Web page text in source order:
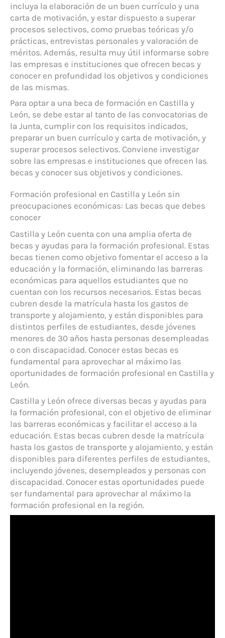
incluya la elaboración de un buen currículo y una
carta de motivación, y estar dispuesto a superar
procesos selectivos, como pruebas teóricas y/o
prácticas, entrevistas personales y valoración de
méritos. Además, resulta muy útil informarse sobre
las empresas e instituciones que ofrecen becas y
conocer en profundidad los objetivos y condiciones
de las mismas.
Para optar a una beca de formación en Castilla y
León, se debe estar al tanto de las convocatorias de
la Junta, cumplir con los requisitos indicados,
preparar un buen currículo y carta de motivación, y
superar procesos selectivos. Conviene investigar
sobre las empresas e instituciones que ofrecen las
becas y conocer sus objetivos y condiciones.
Formación profesional en Castilla y León sin
preocupaciones económicas: Las becas que debes
conocer
Castilla y León cuenta con una amplia oferta de
becas y ayudas para la formación profesional. Estas
becas tienen como objetivo fomentar el acceso a la
educación y la formación, eliminando las barreras
económicas para aquellos estudiantes que no
cuentan con los recursos necesarios. Estas becas
cubren desde la matrícula hasta los gastos de
transporte y alojamiento, y están disponibles para
distintos perfiles de estudiantes, desde jóvenes
menores de 30 años hasta personas desempleadas
o con discapacidad. Conocer estas becas es
fundamental para aprovechar al máximo las
oportunidades de formación profesional en Castilla y
León.
Castilla y León ofrece diversas becas y ayudas para
la formación profesional, con el objetivo de eliminar
las barreras económicas y facilitar el acceso a la
educación. Estas becas cubren desde la matrícula
hasta los gastos de transporte y alojamiento, y están
disponibles para diferentes perfiles de estudiantes,
incluyendo jóvenes, desempleados y personas con
discapacidad. Conocer estas oportunidades puede
ser fundamental para aprovechar al máximo la
formación profesional en la región.